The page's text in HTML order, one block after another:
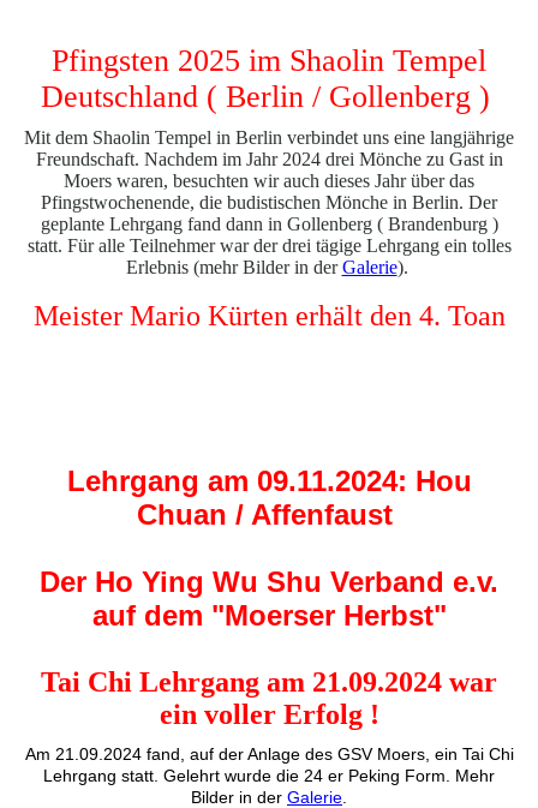
Pfingsten 2025 im Shaolin Tempel
Deutschland ( Berlin / Gollenberg )
Mit dem Shaolin Tempel in Berlin verbindet uns eine langjährige
Freundschaft. Nachdem im Jahr 2024 drei Mönche zu Gast in
Moers waren, besuchten wir auch dieses Jahr über das
Pfingstwochenende, die budistischen Mönche in Berlin. Der
geplante Lehrgang fand dann in Gollenberg ( Brandenburg )
statt. Für alle Teilnehmer war der drei tägige Lehrgang ein tolles
Erlebnis (mehr Bilder in derGalerie).
Meister Mario Kürten erhält den 4. Toan
Lehrgang am 09.11.2024: Hou
Chuan / Affenfaust
Der Ho Ying Wu Shu Verband e.v.
auf dem "Moerser Herbst"
Tai Chi Lehrgang am 21.09.2024 war
ein voller Erfolg !
Am 21.09.2024 fand, auf der Anlage des GSV Moers, ein Tai Chi
Lehrgang statt. Gelehrt wurde die 24 er Peking Form. Mehr
Bilder in der Galerie